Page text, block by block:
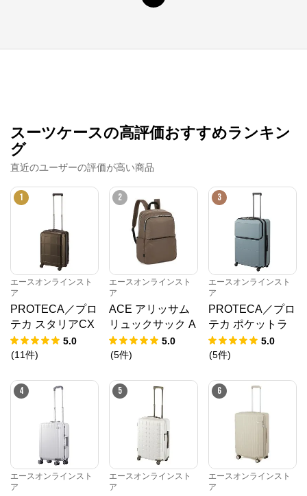
スーツケースの高評価おすすめランキン
グ
直近のユーザーの評価が高い商品
1
エースオンラインスト
ア
PROTECA／プロ
テカ スタリアCX
R 02351 スーツケ
ース 日本製 機内
5.0
(11件)
2
エースオンラインスト
ア
ACE アリッサム
リュックサック A
4 17694
5.0
(5件)
3
エースオンラインスト
ア
PROTECA／プロ
テカ ポケットラ
イナー2 スーツケ
ース 01344 日本
ーストッパー
5.0
(5件)
4
エースオンラインスト
ア
5
エースオンラインスト
ア
6
エースオンラインスト
ア
エースオンラインストア
公式ECサイト
※外部サイトが開きます
エースオンラインストアからのコメント
かばんの総合メーカー、エースの公式サイト。
スーツケース、ビジネスバッグなど、直営店ならでは
の豊富なラインナップでご紹介いたします。
安心のメーカー直営ストアです。